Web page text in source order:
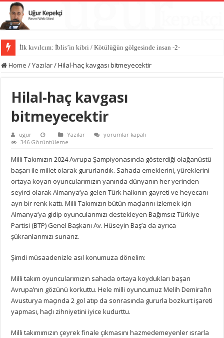
İlk kıvılcım: İblis’in kibri / Kötülüğün gölgesinde insan -2-
Kötülüğün anatomisi / Kötülüğün gölgesinde insan -1-
Home /Yazılar/Hilal-haç kavgası bitmeyecektir
Hilal-haç kavgası
bitmeyecektir
ugur Yazılar
Hilal-
bitmeyecektir
için
yorumlar kapalı
346 Görüntüleme
Milli Takımızın 2024 Avrupa Şampiyonasında gösterdiği olağanüstü
başarı ile millet olarak gururlandık. Sahada emeklerini, yüreklerini
ortaya koyan oyuncularımızın yanında dünyanın her yerinden
seyirci olarak Almanya’ya gelen Türk halkının gayreti ve heyecanı
ayrı bir renk kattı. Milli Takımızın bütün maçlarını izlemek için
Almanya’ya gidip oyuncularımızı destekleyen Bağımsız Türkiye
Partisi (BTP) Genel Başkanı Av. Hüseyin Baş’a da ayrıca
şükranlarımızı sunarız.
Şimdi müsaadenizle asıl konumuza dönelim:
Milli takım oyuncularımızın sahada ortaya koydukları başarı
Avrupa’nın gözünü korkuttu. Hele milli oyuncumuz Melih Demiral’ın
Avusturya maçında 2 gol atıp da sonrasında gururla bozkurt işareti
yapması, haçlı zihniyetini iyice kudurttu.
Milli takımımızın çeyrek finale çıkmasını hazmedemeyenler ısrarla